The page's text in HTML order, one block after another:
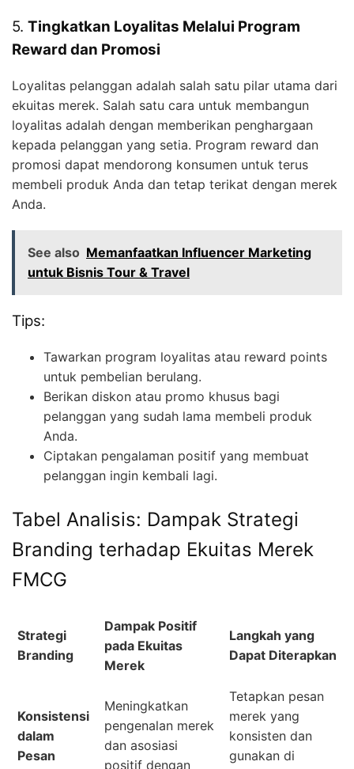
5. Tingkatkan Loyalitas Melalui Program
Reward dan Promosi
Loyalitas pelanggan adalah salah satu pilar utama dari
ekuitas merek. Salah satu cara untuk membangun
loyalitas adalah dengan memberikan penghargaan
kepada pelanggan yang setia. Program reward dan
promosi dapat mendorong konsumen untuk terus
membeli produk Anda dan tetap terikat dengan merek
Anda.
See also Memanfaatkan Influencer Marketing
untuk Bisnis Tour & Travel
Tips:
Tawarkan program loyalitas atau reward points
untuk pembelian berulang.
Berikan diskon atau promo khusus bagi
pelanggan yang sudah lama membeli produk
Anda.
Ciptakan pengalaman positif yang membuat
pelanggan ingin kembali lagi.
Tabel Analisis: Dampak Strategi
Branding terhadap Ekuitas Merek
FMCG
Strategi
Branding
Dampak Positif
pada Ekuitas
Merek
Langkah yang
Dapat Diterapkan
Konsistensi
dalam
Pesan
Meningkatkan
pengenalan merek
dan asosiasi
positif dengan
Tetapkan pesan
merek yang
konsisten dan
gunakan di